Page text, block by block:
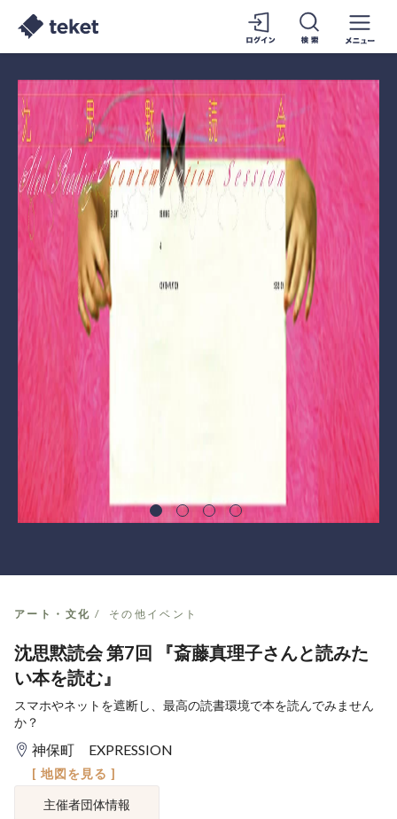
アート・文化 その他イベント
沈思黙読会 第7回 『斎藤真理子さんと読みた
い本を読む』
スマホやネットを遮断し、最高の読書環境で本を読んでみません
か？
神保町 EXPRESSION
[ 地図を見る ]
主催者団体情報